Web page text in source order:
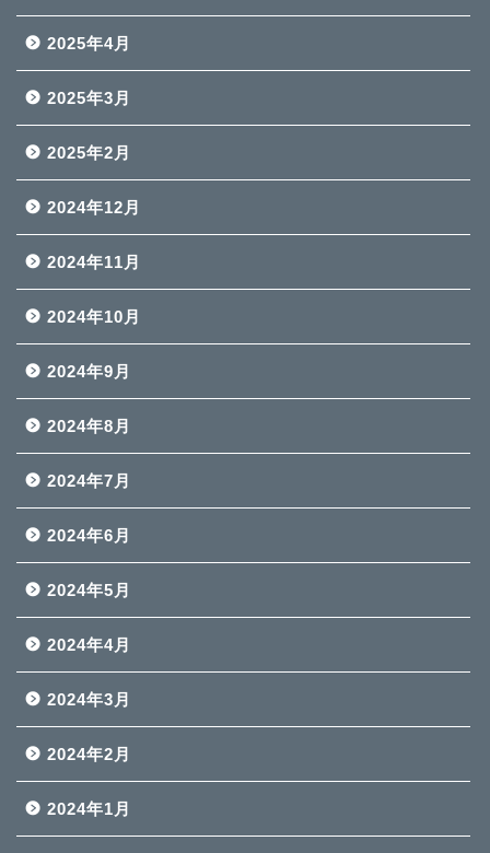
2025年4月
2025年3月
2025年2月
2024年12月
2024年11月
2024年10月
2024年9月
2024年8月
2024年7月
2024年6月
2024年5月
2024年4月
2024年3月
2024年2月
2024年1月